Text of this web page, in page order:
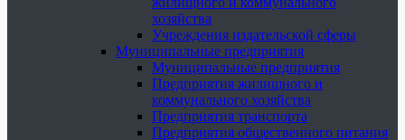
хозяйства
Учреждения издательской сферы
Муниципальные предприятия
Муниципальные предприятия
Предприятия жилищного и
коммунального хозяйства
Предприятия транспорта
Предприятия общественного питания